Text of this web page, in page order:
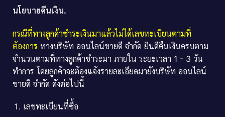
นโยบายคืนเงิน.
กรณีที่ทางลูกค้าชำระเงินมาแล้วไม่ได้เลขทะเบียนตามที่
ต้องการ ทางบริษัท ออนไลน์ขายดี จำกัด ยินดีคืนเงินครบตาม
จำนวนตามที่ทางลูกค้าชำระมา ภายใน ระยะเวลา 1 - 3 วัน
ทำการ โดยลูกค้าจะต้องแจ้งรายละเอียดมายังบริษัท ออนไลน์
ขายดี จำกัด ดังต่อไปนี้
เลขทะเบียนที่ซื้อ